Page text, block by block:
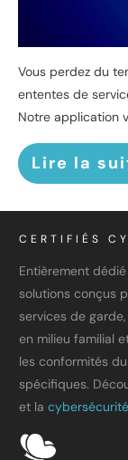
Vous perdez du
ententes de
Notre application
Lire la
CERTIFIÉS
Entièrement
solutions conçus
services de
en milieu familial
les conformités
spécifiques.
et la